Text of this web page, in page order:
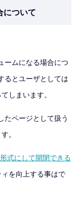
について
ームになる場合につ
るとユーザとしては
しまいます。
たページとして扱う
。
式にして開閉できる
を向上する事はで